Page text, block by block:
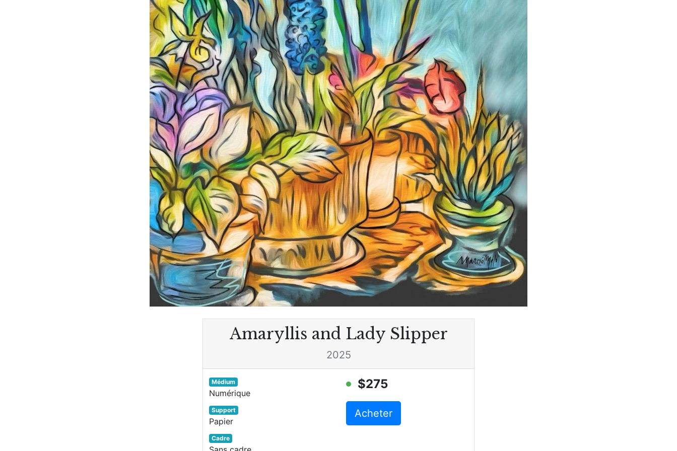
Amaryllis and Lady Slipper
2025
Médium
Numérique
Support
Papier
Cadre
$275
Acheter